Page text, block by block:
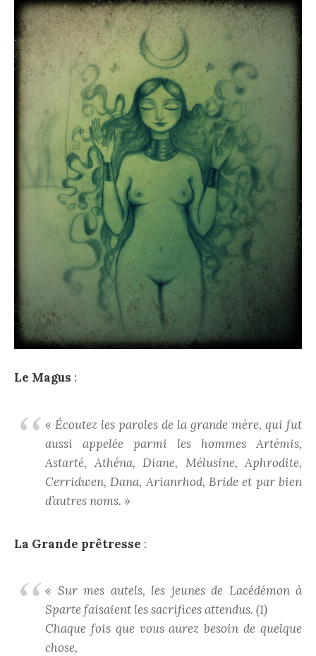
Le Magus :
« Écoutez les paroles de la grande mère, qui fut
aussi appelée parmi les hommes Artémis,
Astarté, Athéna, Diane, Mélusine, Aphrodite,
Cerridwen, Dana, Arianrhod, Bride et par bien
d’autres noms. »
La Grande prêtresse :
« Sur mes autels, les jeunes de Lacédémon à
Sparte faisaient les sacrifices attendus. (1)
Chaque fois que vous aurez besoin de quelque
chose,